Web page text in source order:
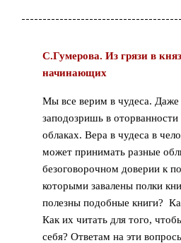
С.Гумерова. Из грязи в
начинающих
Мы все верим в чудеса. Даже
заподозришь в
облаках. Вера в чудеса в
может принимать разные
безоговорочном доверии к
которыми завалены полки
полезны подобные книги?
Как их читать для того,
себя? Ответам на эти